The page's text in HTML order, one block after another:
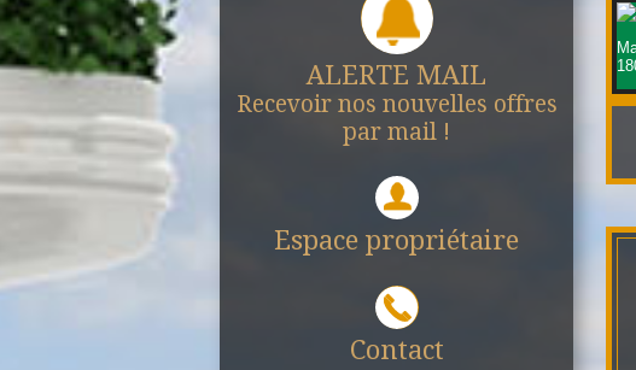
ALERTE MAIL
Recevoir nos nouvelles offres
par mail !
Espace propriétaire
Contact